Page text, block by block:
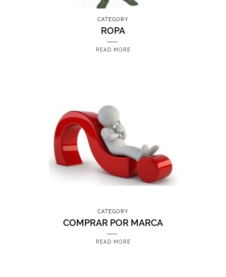
CATEGORY
ROPA
READ MORE
CATEGORY
COMPRAR POR MARCA
READ MORE